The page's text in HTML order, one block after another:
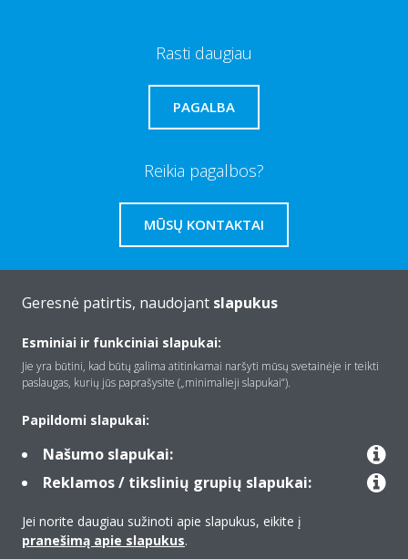
Rasti daugiau
PAGALBA
Reikia pagalbos?
MŪSŲ KONTAKTAI
Apie Daikin
Kontaktas
Produktai
Geresnė patirtis, naudojant slapukus
Esminiai ir funkciniai slapukai:
Jie yra būtini, kad būtų galima atitinkamai naršyti mūsų svetainėje ir teikti
paslaugas, kurių jūs paprašysite („minimalieji slapukai“).
Papildomi slapukai:
Našumo slapukai:
Reklamos / tikslinių grupių slapukai:
Jei norite daugiau sužinoti apie slapukus, eikite į
pranešimą apie slapukus.